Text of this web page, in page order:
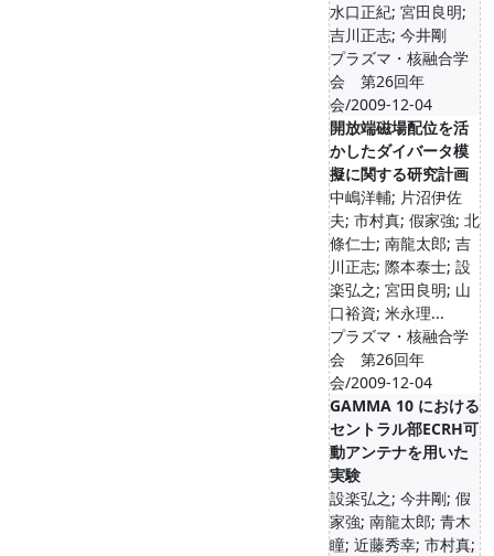
水口正紀; 宮田良明;
吉川正志; 今井剛
プラズマ・核融合学
会 第26回年
会/2009-12-04
開放端磁場配位を活
かしたダイバータ模
擬に関する研究計画
中嶋洋輔; 片沼伊佐
夫; 市村真; 假家強; 北
條仁士; 南龍太郎; 吉
川正志; 際本泰士; 設
楽弘之; 宮田良明; 山
口裕資; 米永理...
プラズマ・核融合学
会 第26回年
会/2009-12-04
GAMMA 10 における
セントラル部ECRH可
動アンテナを用いた
実験
設楽弘之; 今井剛; 假
家強; 南龍太郎; 青木
瞳; 近藤秀幸; 市村真;